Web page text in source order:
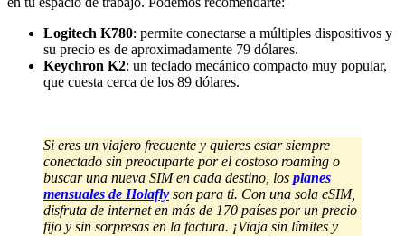
Logitech K780: permite conectarse a múltiples dispositivos y
su precio es de aproximadamente 79 dólares.
Keychron K2: un teclado mecánico compacto muy popular,
que cuesta cerca de los 89 dólares.
Si eres un viajero frecuente y quieres estar siempre
conectado sin preocuparte por el costoso roaming o
buscar una nueva SIM en cada destino, los planes
mensuales de Holafly son para ti. Con una sola eSIM,
disfruta de internet en más de 170 países por un precio
fijo y sin sorpresas en la factura. ¡Viaja sin límites y